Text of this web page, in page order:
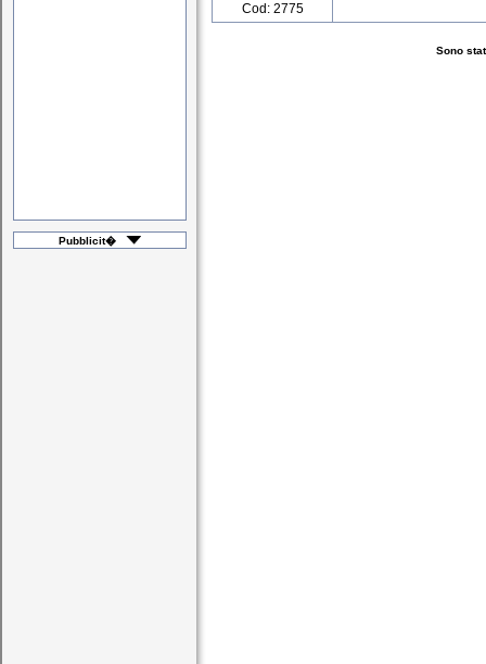
Pubblicit�
Cod: 2775
Sono